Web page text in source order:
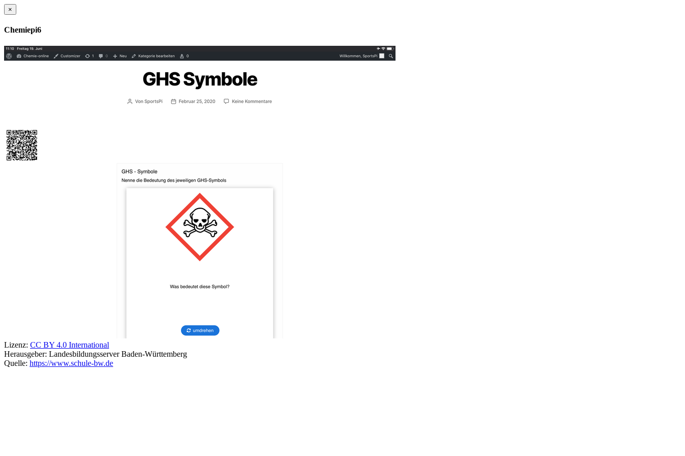
×
Chemiepi6
Lizenz: CC BY 4.0 International
Herausgeber: Landesbildungsserver Baden-Württemberg
Quelle: https://www.schule-bw.de